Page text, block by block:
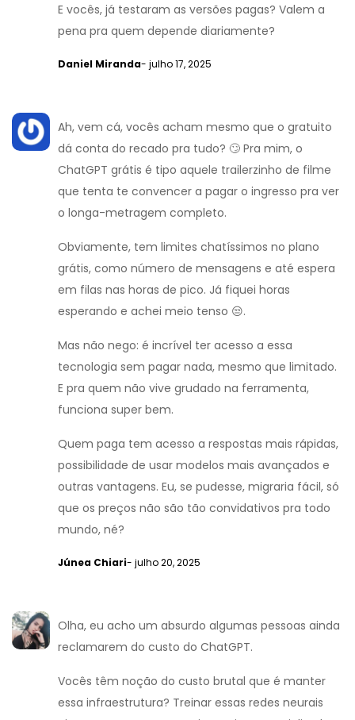
E vocês, já testaram as versões pagas? Valem a
pena pra quem depende diariamente?
Daniel Miranda- julho 17, 2025
Ah, vem cá, vocês acham mesmo que o gratuito
dá conta do recado pra tudo? 🙄 Pra mim, o
ChatGPT grátis é tipo aquele trailerzinho de filme
que tenta te convencer a pagar o ingresso pra ver
o longa-metragem completo.
Obviamente, tem limites chatíssimos no plano
grátis, como número de mensagens e até espera
em filas nas horas de pico. Já fiquei horas
esperando e achei meio tenso 😒.
Mas não nego: é incrível ter acesso a essa
tecnologia sem pagar nada, mesmo que limitado.
E pra quem não vive grudado na ferramenta,
funciona super bem.
Quem paga tem acesso a respostas mais rápidas,
possibilidade de usar modelos mais avançados e
outras vantagens. Eu, se pudesse, migraria fácil, só
que os preços não são tão convidativos pra todo
mundo, né?
Júnea Chiari- julho 20, 2025
Olha, eu acho um absurdo algumas pessoas ainda
reclamarem do custo do ChatGPT.
Vocês têm noção do custo brutal que é manter
essa infraestrutura? Treinar essas redes neurais